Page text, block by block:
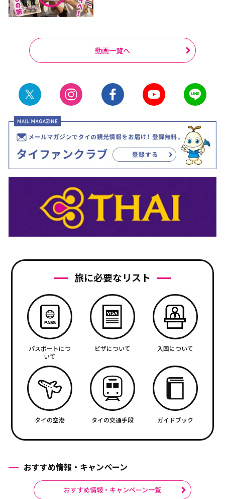
動画一覧へ
旅に必要なリスト
パスポートにつ
いて
ビザについて 入国について
タイの空港 タイの交通手段 ガイドブック
おすすめ情報・キャンペーン
おすすめ情報・キャンペーン一覧